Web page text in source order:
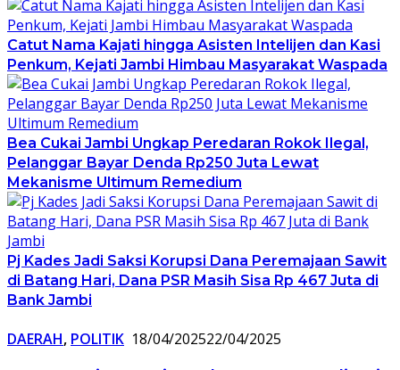
Catut Nama Kajati hingga Asisten Intelijen dan Kasi
Penkum, Kejati Jambi Himbau Masyarakat Waspada
Bea Cukai Jambi Ungkap Peredaran Rokok Ilegal,
Pelanggar Bayar Denda Rp250 Juta Lewat
Mekanisme Ultimum Remedium
Pj Kades Jadi Saksi Korupsi Dana Peremajaan Sawit
di Batang Hari, Dana PSR Masih Sisa Rp 467 Juta di
Bank Jambi
DAERAH, POLITIK 18/04/202522/04/2025